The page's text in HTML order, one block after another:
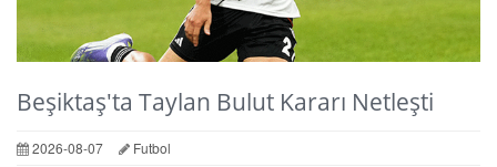
Beşiktaş'ta Taylan Bulut Kararı Netleşti
2026-08-07 Futbol